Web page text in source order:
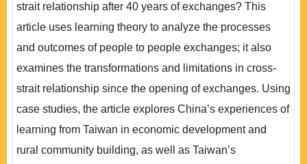
strait relationship after 40 years of exchanges? This
article uses learning theory to analyze the processes
and outcomes of people to people exchanges; it also
examines the transformations and limitations in cross-
strait relationship since the opening of exchanges. Using
case studies, the article explores China’s experiences of
learning from Taiwan in economic development and
rural community building, as well as Taiwan’s